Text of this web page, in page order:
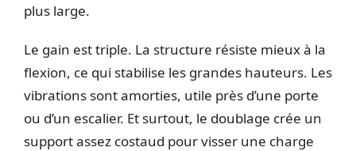
plus large.
Le gain est triple. La structure résiste mieux à la
flexion, ce qui stabilise les grandes hauteurs. Les
vibrations sont amorties, utile près d’une porte
ou d’un escalier. Et surtout, le doublage crée un
support assez costaud pour visser une charge